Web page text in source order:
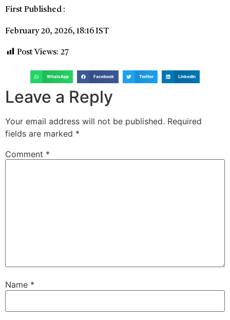
First Published :
February 20, 2026, 18:16 IST
Post Views: 27
WhatsApp Facebook Twitter LinkedIn
Leave a Reply
Your email address will not be published. Required
fields are marked *
Comment *
Name *